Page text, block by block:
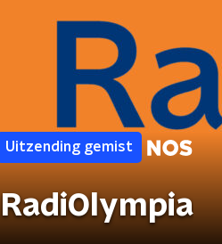
Uitzending gemist
RadiOlympia